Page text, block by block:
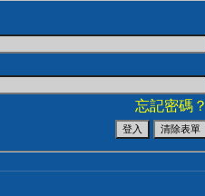
忘記密碼？